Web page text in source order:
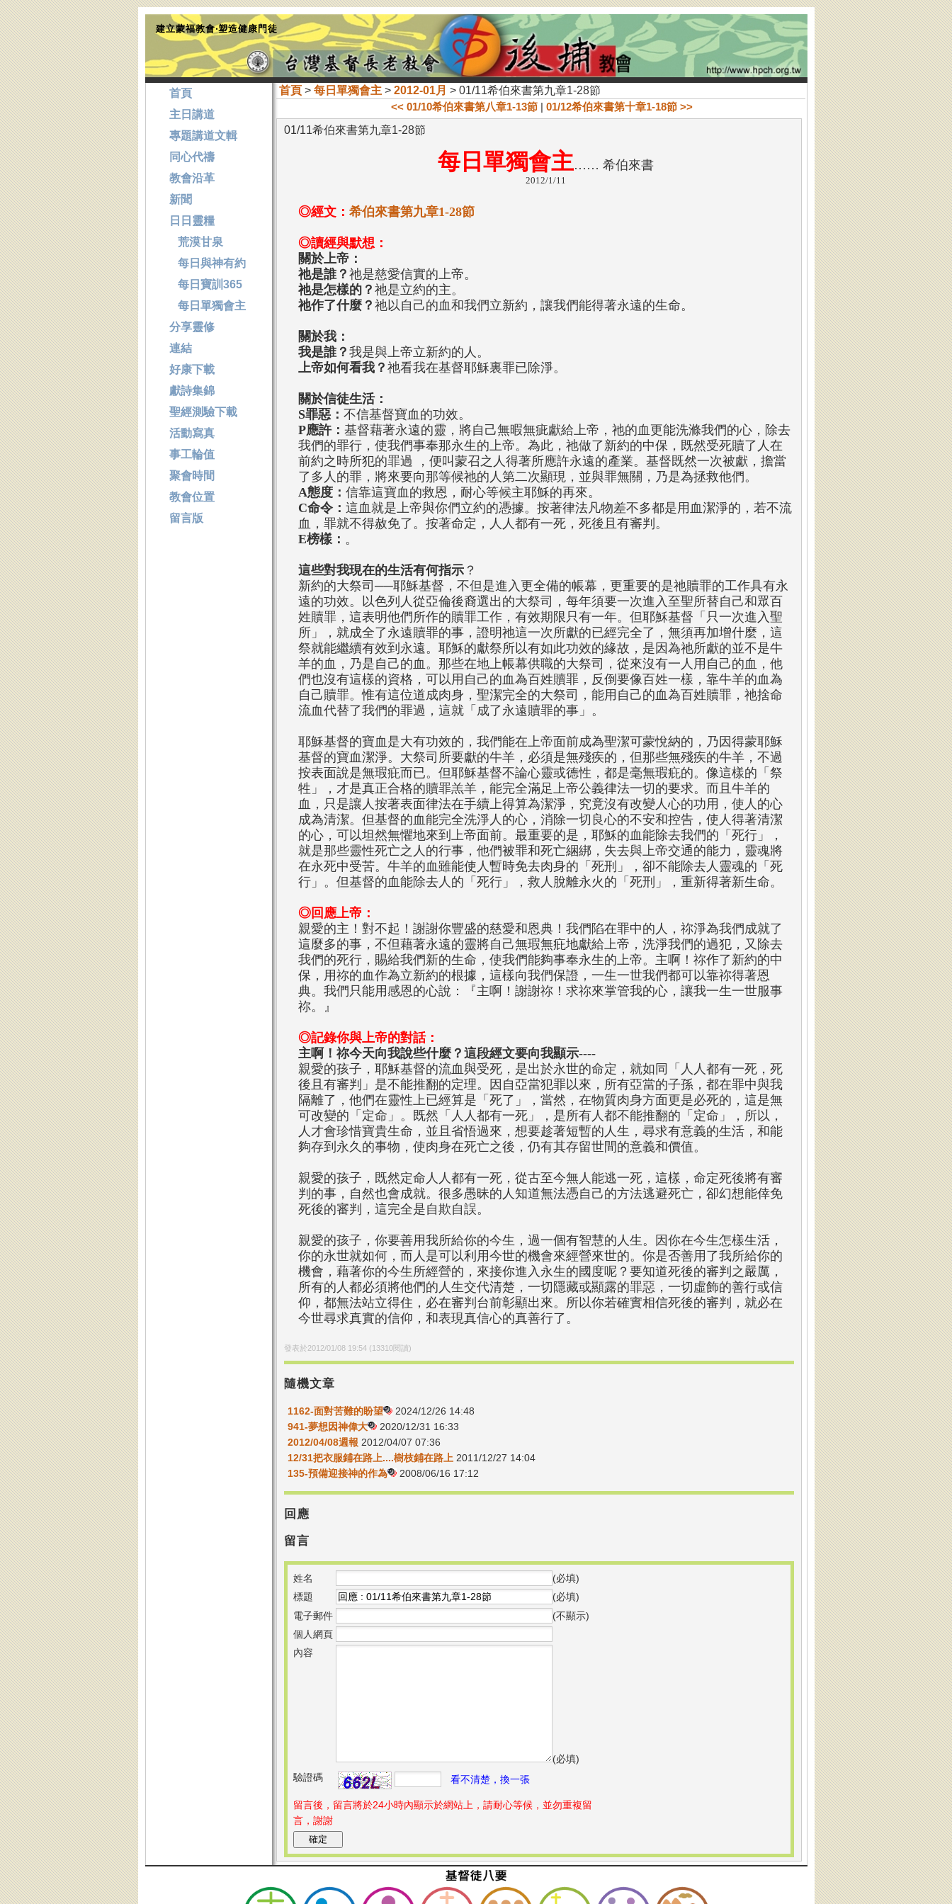
建立蒙福教會‧塑造健康門徒
首頁> 每日單獨會主> 2012-01月 > 01/11希伯來書第九章1-28節
<< 01/10希伯來書第八章1-13節 | 01/12希伯來書第十章1-18節 >>
01/11希伯來書第九章1-28節
每日單獨會主…… 希伯來書
2012/1/11
◎經文： 希伯來書第九章1-28節
◎讀經與默想：
關於上帝：
祂是誰？ 祂是慈愛信實的上帝。
祂是怎樣的？ 祂是立約的主。
祂作了什麼？ 祂以自己的血和我們立新約，讓我們能得著永遠的生命。
關於我：
我是誰？ 我是與上帝立新約的人。
上帝如何看我？ 祂看我在基督耶穌裏罪已除淨。
關於信徒生活：
S罪惡： 不信基督寶血的功效。
P應許： 基督藉著永遠的靈，將自己無暇無疵獻給上帝，祂的血更能洗滌我們的心，除去
我們的罪行，使我們事奉那永生的上帝。為此，祂做了新約的中保，既然受死贖了人在
前約之時所犯的罪過 ，便叫蒙召之人得著所應許永遠的產業。基督既然一次被獻，擔當
了多人的罪，將來要向那等候祂的人第二次顯現，並與罪無關，乃是為拯救他們。
A態度： 信靠這寶血的救恩，耐心等候主耶穌的再來。
C命令： 這血就是上帝與你們立約的憑據。按著律法凡物差不多都是用血潔淨的，若不流
血，罪就不得赦免了。按著命定，人人都有一死，死後且有審判。
E榜樣： 。
這些對我現在的生活有何指示？
新約的大祭司──耶穌基督，不但是進入更全備的帳幕，更重要的是祂贖罪的工作具有永
遠的功效。以色列人從亞倫後裔選出的大祭司，每年須要一次進入至聖所替自己和眾百
姓贖罪，這表明他們所作的贖罪工作，有效期限只有一年。但耶穌基督「只一次進入聖
所」，就成全了永遠贖罪的事，證明祂這一次所獻的已經完全了，無須再加增什麼，這
祭就能繼續有效到永遠。耶穌的獻祭所以有如此功效的緣故，是因為祂所獻的並不是牛
羊的血，乃是自己的血。那些在地上帳幕供職的大祭司，從來沒有一人用自己的血，他
們也沒有這樣的資格，可以用自己的血為百姓贖罪，反倒要像百姓一樣，靠牛羊的血為
自己贖罪。惟有這位道成肉身，聖潔完全的大祭司，能用自己的血為百姓贖罪，祂捨命
流血代替了我們的罪過，這就「成了永遠贖罪的事」。
耶穌基督的寶血是大有功效的，我們能在上帝面前成為聖潔可蒙悅納的，乃因得蒙耶穌
基督的寶血潔淨。大祭司所要獻的牛羊，必須是無殘疾的，但那些無殘疾的牛羊，不過
按表面說是無瑕疪而已。但耶穌基督不論心靈或德性，都是毫無瑕疪的。像這樣的「祭
牲」，才是真正合格的贖罪羔羊，能完全滿足上帝公義律法一切的要求。而且牛羊的
血，只是讓人按著表面律法在手續上得算為潔淨，究竟沒有改變人心的功用，使人的心
成為清潔。但基督的血能完全洗淨人的心，消除一切良心的不安和控告，使人得著清潔
的心，可以坦然無懼地來到上帝面前。最重要的是，耶穌的血能除去我們的「死行」，
就是那些靈性死亡之人的行事，他們被罪和死亡綑綁，失去與上帝交通的能力，靈魂將
在永死中受苦。牛羊的血雖能使人暫時免去肉身的 「 死刑 」 ，卻不能除去人靈魂的 「 死
行」 。但基督的血能除去人的 「 死行」 ，救人脫離永火的 「 死刑 」 ，重新得著新生命。
◎回應上帝：
親愛的主！對不起！謝謝你豐盛的慈愛和恩典！我們陷在罪中的人，祢淨為我們成就了
這麼多的事，不但藉著永遠的靈將自己無瑕無疪地獻給上帝，洗淨我們的過犯，又除去
我們的死行，賜給我們新的生命，使我們能夠事奉永生的上帝。主啊！祢作了新約的中
保，用祢的血作為立新約的根據，這樣向我們保證，一生一世我們都可以靠祢得著恩
典。我們只能用感恩的心說：『主啊！謝謝祢！求祢來掌管我的心，讓我一生一世服事
祢。』
◎記錄你與上帝的對話：
主啊！祢今天向我說些什麼？這段經文要向我顯示----
親愛的孩子，耶穌基督的流血與受死，是出於永世的命定，就如同「人人都有一死，死
後且有審判」是不能推翻的定理。因自亞當犯罪以來，所有亞當的子孫，都在罪中與我
隔離了，他們在靈性上已經算是「死了」，當然，在物質肉身方面更是必死的，這是無
可改變的「定命」。既然「人人都有一死」，是所有人都不能推翻的「定命」，所以，
人才會珍惜寶貴生命，並且省悟過來，想要趁著短暫的人生，尋求有意義的生活，和能
夠存到永久的事物，使肉身在死亡之後，仍有其存留世間的意義和價值。
親愛的孩子，既然定命人人都有一死，從古至今無人能逃一死，這樣，命定死後將有審
判的事，自然也會成就。很多愚昧的人知道無法憑自己的方法逃避死亡，卻幻想能倖免
死後的審判，這完全是自欺自誤。
親愛的孩子，你要善用我所給你的今生，過一個有智慧的人生。因你在今生怎樣生活，
你的永世就如何，而人是可以利用今世的機會來經營來世的。你是否善用了我所給你的
機會，藉著你的今生所經營的，來接你進入永生的國度呢？要知道死後的審判之嚴厲，
所有的人都必須將他們的人生交代清楚，一切隱藏或顯露的罪惡，一切虛飾的善行或信
仰，都無法站立得住，必在審判台前彰顯出來。所以你若確實相信死後的審判，就必在
今世尋求真實的信仰，和表現真信心的真善行了。
發表於2012/01/08 19:54(13310閱讀)
隨機文章
1162-面對苦難的盼望
2024/12/26 14:48
941-夢想因神偉大
2020/12/31 16:33
2012/04/08週報 2012/04/07 07:36
12/31把衣服鋪在路上....樹枝鋪在路上 2011/12/27 14:04
135-預備迎接神的作為
2008/06/16 17:12
回應
留言
姓名
(必填)
標題
(必填)
電子郵件
(不顯示)
個人網頁
內容
(必填)
驗證碼
看不清楚，換一張
留言後，留言將於24小時內顯示於網站上，請耐心等候，並勿重複留
言，謝謝
首頁
主日講道
專題講道文輯
同心代禱
教會沿革
新聞
日日靈糧
荒漠甘泉
每日與神有約
每日寶訓365
每日單獨會主
分享靈修
連結
好康下載
獻詩集錦
聖經測驗下載
活動寫真
事工輪值
聚會時間
教會位置
留言版